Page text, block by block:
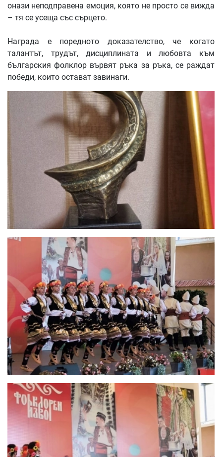
онази неподправена емоция, която не просто се вижда
– тя се усеща със сърцето.
Награда е поредното доказателство, че когато
талантът, трудът, дисциплината и любовта към
българския фолклор вървят ръка за ръка, се раждат
победи, които остават завинаги.